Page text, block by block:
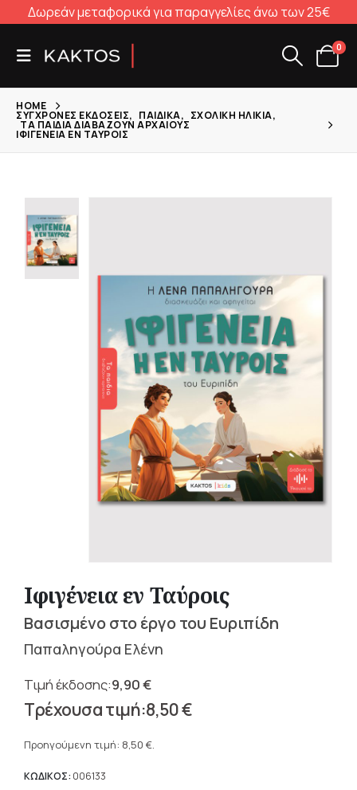
Δωρεάν μεταφορικά για παραγγελίες άνω των 25€
0
HOME
ΣΎΓΧΡΟΝΕΣ ΕΚΔΌΣΕΙΣ, ΠΑΙΔΙΚΆ, ΣΧΟΛΙΚΉ ΗΛΙΚΊΑ,
ΤΑ ΠΑΙΔΙΆ ΔΙΑΒΆΖΟΥΝ ΑΡΧΑΊΟΥΣ
ΙΦΙΓΈΝΕΙΑ ΕΝ ΤΑΎΡΟΙΣ
Ιφιγένεια εν Ταύροις
Βασισμένο στο έργο του Ευριπίδη
Παπαληγούρα Ελένη
9,90€
Original
price
9,90 €.
8,50€
τρέχουσα
είναι:
Προηγούμενη τιμή: 8,50 €.
ΚΩΔΙΚΟΣ: 006133